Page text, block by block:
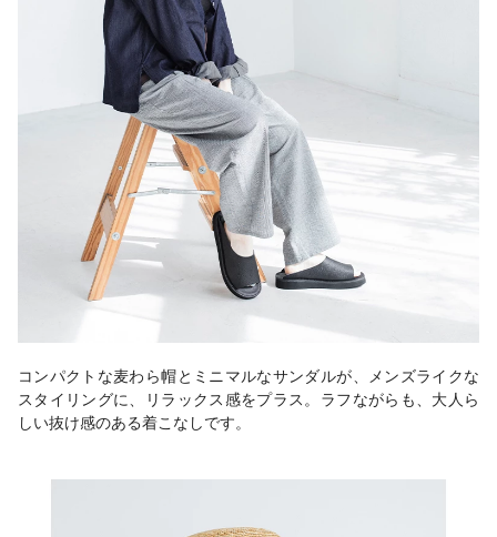
コンパクトな麦わら帽とミニマルなサンダルが、メンズライクな
スタイリングに、リラックス感をプラス。ラフながらも、大人ら
しい抜け感のある着こなしです。